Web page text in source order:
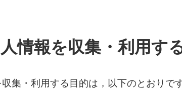
情報を収集・利用す
集・利用する目的は，以下のとおりです